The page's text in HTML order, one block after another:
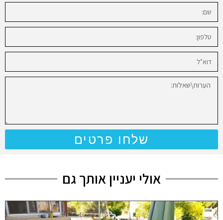
שלחו פרטים
אולי יעניין אותך גם